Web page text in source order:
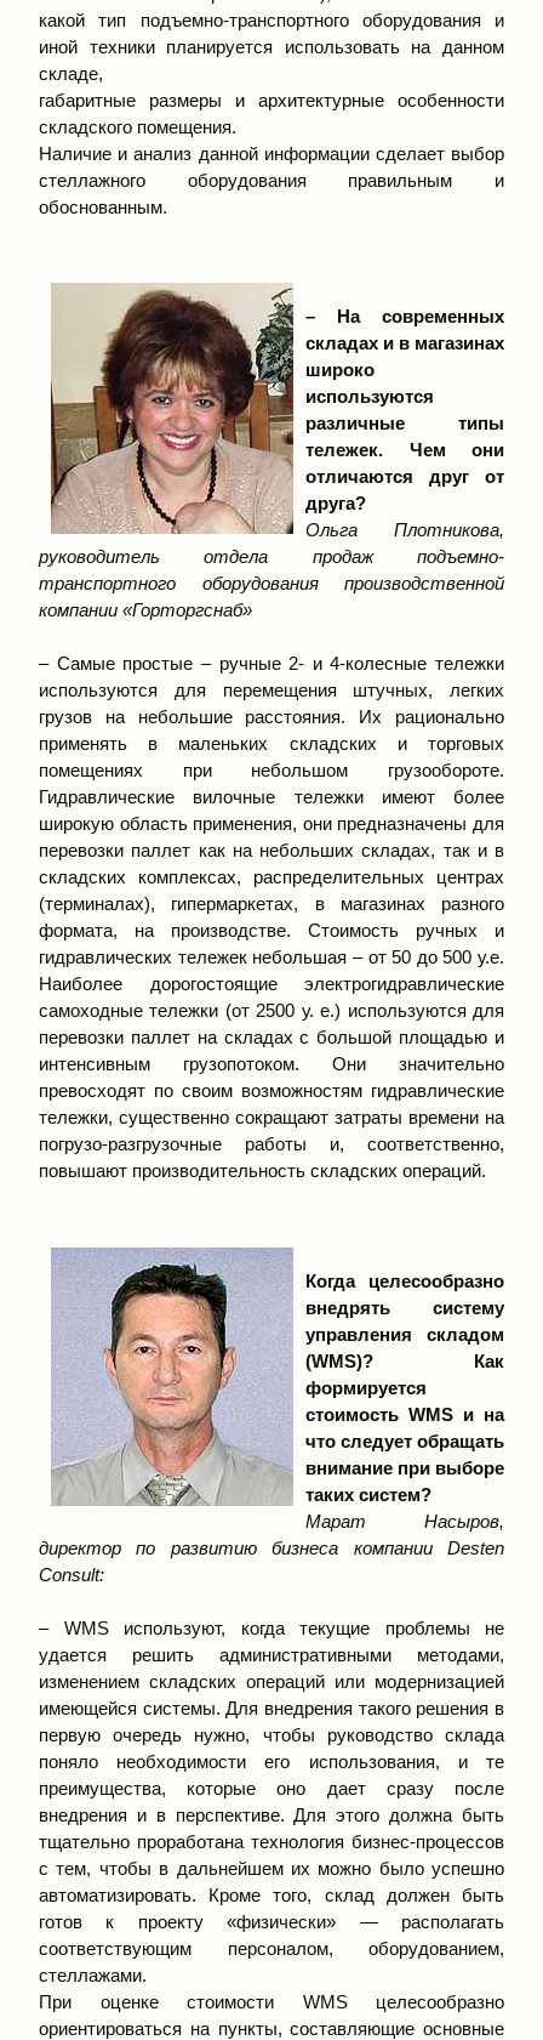
какой тип подъемно-транспортного оборудования и
иной техники планируется использовать на данном
складе,
габаритные размеры и архитектурные особенности
складского помещения.
Наличие и анализ данной информации сделает выбор
стеллажного оборудования правильным и
обоснованным.
– На современных
складах и в магазинах
широко
используются
различные типы
тележек. Чем они
отличаются друг от
друга?
Ольга Плотникова,
руководитель отдела продаж подъемно-
транспортного оборудования производственной
компании «Горторгснаб»
– Самые простые – ручные 2- и 4-колесные тележки
используются для перемещения штучных, легких
грузов на небольшие расстояния. Их рационально
применять в маленьких складских и торговых
помещениях при небольшом грузообороте.
Гидравлические вилочные тележки имеют более
широкую область применения, они предназначены для
перевозки паллет как на небольших складах, так и в
складских комплексах, распределительных центрах
(терминалах), гипермаркетах, в магазинах разного
формата, на производстве. Стоимость ручных и
гидравлических тележек небольшая – от 50 до 500 у.е.
Наиболее дорогостоящие электрогидравлические
самоходные тележки (от 2500 у. е.) используются для
перевозки паллет на складах с большой площадью и
интенсивным грузопотоком. Они значительно
превосходят по своим возможностям гидравлические
тележки, существенно сокращают затраты времени на
погрузо-разгрузочные работы и, соответственно,
повышают производительность складских операций.
Когда целесообразно
внедрять систему
управления складом
(WMS)? Как
формируется
стоимость WMS и на
что следует обращать
внимание при выборе
таких систем?
Марат Насыров,
директор по развитию бизнеса компании Desten
Consult:
– WMS используют, когда текущие проблемы не
удается решить административными методами,
изменением складских операций или модернизацией
имеющейся системы. Для внедрения такого решения в
первую очередь нужно, чтобы руководство склада
поняло необходимости его использования, и те
преимущества, которые оно дает сразу после
внедрения и в перспективе. Для этого должна быть
тщательно проработана технология бизнес-процессов
с тем, чтобы в дальнейшем их можно было успешно
автоматизировать. Кроме того, склад должен быть
готов к проекту «физически» — располагать
соответствующим персоналом, оборудованием,
стеллажами.
При оценке стоимости WMS целесообразно
ориентироваться на пункты, составляющие основные